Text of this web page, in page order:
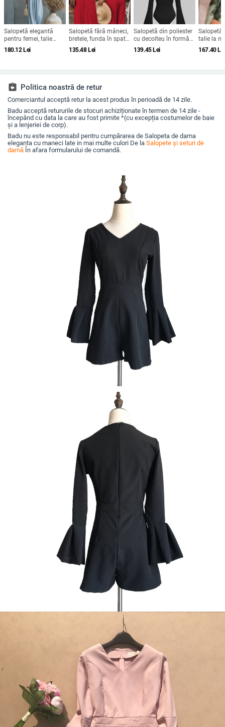
Salopetă elegantă
pentru femei, talie
definită și decolteu în
V, vară 2026, amestec
180.12Lei
Salopetă fără mâneci,
bretele, funda în spate,
talie medie, pantaloni
largi, poliester
135.48Lei
Salopetă din poliester
cu decolteu în formă
U, mâneci clopot, talie
înaltă cu plisări și
139.45Lei
Salopetă
talie la
material
167.40Lei
assignment_return Politica noastră de retur
Comerciantul acceptă retur la acest produs în perioadă de 14 zile.
Badu acceptă retururile de stocuri achiziționate în termen de 14 zile -
începând cu data la care au fost primite *(cu excepția costumelor de baie
și a lenjeriei de corp).
Badu nu este responsabil pentru cumpărarea de Salopeta de dama
eleganta cu maneci late in mai multe culori De la Salopete și seturi de
damă În afara formularului de comandă.